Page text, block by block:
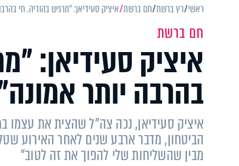
ראשי רץ ברשת חם ברשת איציק סעידיאן: "מרגיש בהודיה. חי
חם ברשת
איציק סעידיאן:
בהרבה יותר
איציק סעידיאן, נכה צה"ל שהצית את
הביטחון, מדבר ארבע שנים לאחר האירוע
מבין שהשליחות שלי להפוך את זה לטוב"